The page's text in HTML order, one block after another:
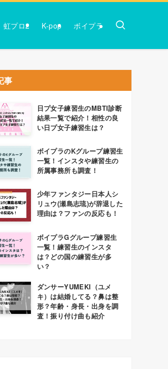
虹プロ2 K-pop ボイプラ
事
日プ女子練習生のMBTI診断
結果一覧で紹介！相性の良
い日プ女子練習生は？
ボイプラのKグループ練習生
一覧！インスタや練習生の
所属事務所も調査！
少年ファンタジー日本人シ
リュウ(瀬島志琉)が辞退した
理由は？ファンの反応も！
ボイプラGグループ練習生
一覧！練習生のインスタ
は？どの国の練習生が多
い？
ダンサーYUMEKI（ユメ
キ）は結婚してる？鼻は整
形？年齢・身長・出身を調
査！振り付け曲も紹介